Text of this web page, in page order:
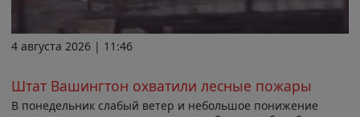
4 августа 2026 | 11:46
Штат Вашингтон охватили лесные пожары
В понедельник слабый ветер и небольшое понижение